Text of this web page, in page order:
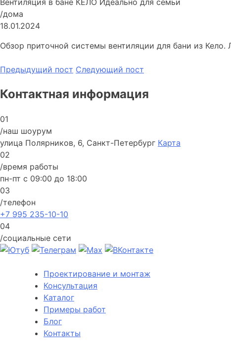
/дома
18.01.2024
Обзор приточной системы вентиляции для бани из
Предыдущий пост Следующий пост
Контактная информация
01
/наш шоурум
улица Полярников, 6, Санкт-Петербург Карта
02
/время работы
пн-пт с 09:00 до 18:00
03
/телефон
+7 995 235-10-10
04
/социальные сети
Проектирование и монтаж
Консультация
Каталог
Примеры работ
Блог
Контакты